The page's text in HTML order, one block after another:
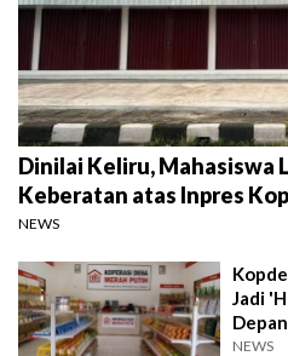
Dinilai Keliru, Mahasiswa
Keberatan atas Inpres
NEWS
Jadi
NEWS